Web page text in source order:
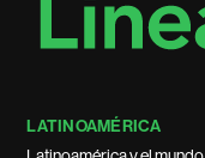
LATINOAMÉRICA